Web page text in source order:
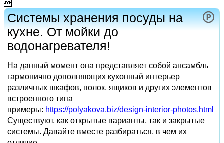

Системы хранения посуды на
кухне. От мойки до
водонагревателя!
На данный момент она представляет собой ансамбль
гармонично дополняющих кухонный интерьер
различных шкафов, полок, ящиков и других элементов
встроенного типа
примеры: https://polyakova.biz/design-interior-photos.html
Существуют, как открытые варианты, так и закрытые
системы. Давайте вместе разбираться, в чем их